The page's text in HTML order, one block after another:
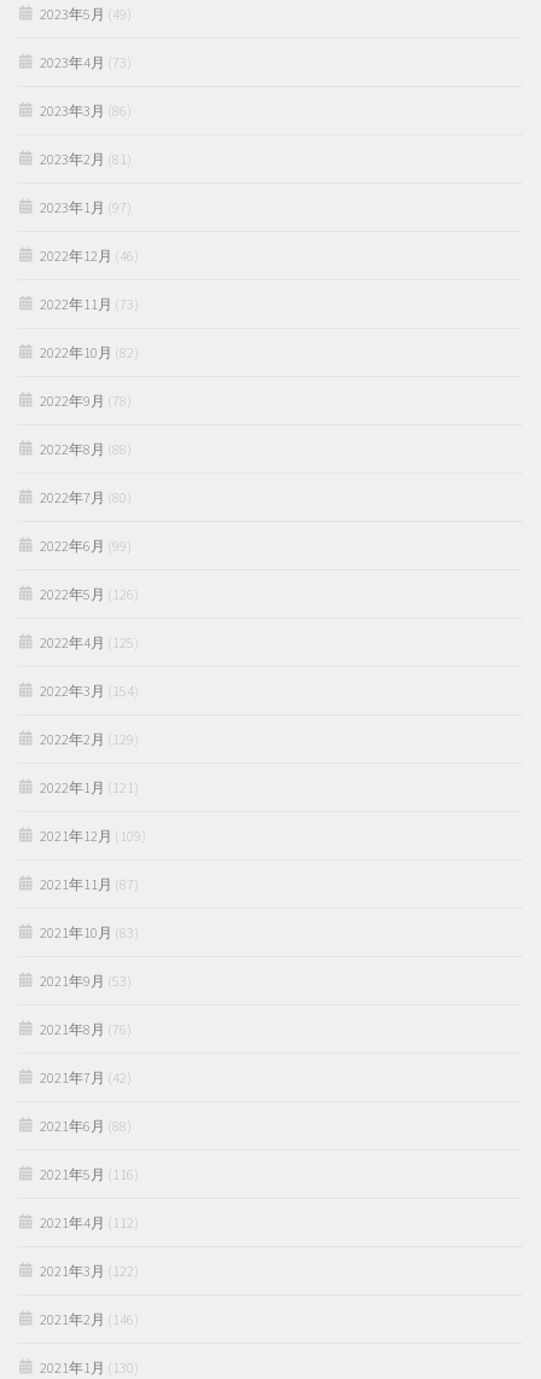
2023年5月 (49)
2023年4月 (73)
2023年3月 (86)
2023年2月 (81)
2023年1月 (97)
2022年12月 (46)
2022年11月 (73)
2022年10月 (82)
2022年9月 (78)
2022年8月 (88)
2022年7月 (80)
2022年6月 (99)
2022年5月 (126)
2022年4月 (125)
2022年3月 (154)
2022年2月 (129)
2022年1月 (121)
2021年12月 (109)
2021年11月 (87)
2021年10月 (83)
2021年9月 (53)
2021年8月 (76)
2021年7月 (42)
2021年6月 (88)
2021年5月 (116)
2021年4月 (112)
2021年3月 (122)
2021年2月 (146)
2021年1月 (130)